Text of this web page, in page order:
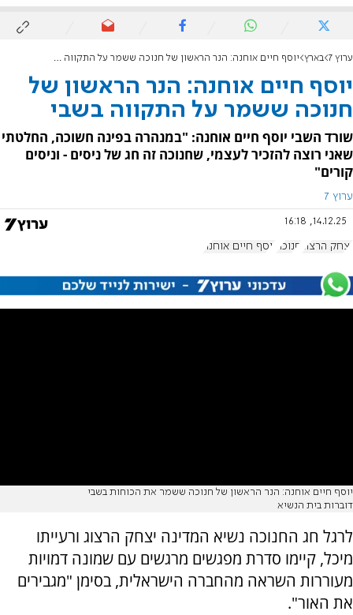
ערוץ 7 בארץ יוסף חיים אוחנה: הנר הראשון של חנוכה ששמר על התקווה בשבי
יוסף חיים אוחנה: הנר הראשון של
חנוכה ששמר על התקווה בשבי
שורד השבי יוסף חיים אוחנה: "במנהרה בפינה חשוכה, החלטתי
שאני רוצה להזכיר לעצמי, שחנוכה זה חג של ניסים - וניסים
קורים"
ערוץ 7
14.12.25, 16:18
יצחק הרצוג חנוכה יוסף חיים אוחנה
יוסף חיים אוחנה: הנר הראשון של חנוכה ששמר את הכוחות בשבי
דוברות בית הנשיא
לרגל חג החנוכה נשיא המדינה יצחק הרצוג ורעייתו
מיכל, קיימו סדרת מפגשים מרגשים עם שמונה דמויות
מעוררות השראה מהחברה הישראלית, בסימן "מגבירים
את האור".